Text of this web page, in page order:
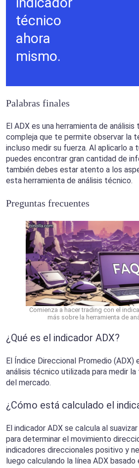
técnico
ahora
mismo.
Palabras finales
El ADX es una herramienta de
compleja que te permite observar la
incluso medir su fuerza. Al aplicarlo a
puedes encontrar gran cantidad de
también debes estar atento a los
esta herramienta de análisis técnico.
Preguntas frecuentes
Comienza a hacer trading con el
más sobre la herramienta de
¿Qué es el indicador ADX?
El Índice Direccional Promedio (ADX)
análisis técnico utilizada para medir
del mercado.
¿Cómo está calculado el
El indicador ADX se calcula al
para determinar el movimiento
indicadores direccionales positivo y
luego calculando la línea ADX